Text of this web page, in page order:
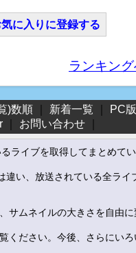
に入りに登録する
ランキン
)数順｜ 新着一覧
PC
｜ お問い合わせ｜
ライブを取得してまとめて
違い、放送されている全ライ
サムネイルの大きさを自由
ください。今後、さらにい